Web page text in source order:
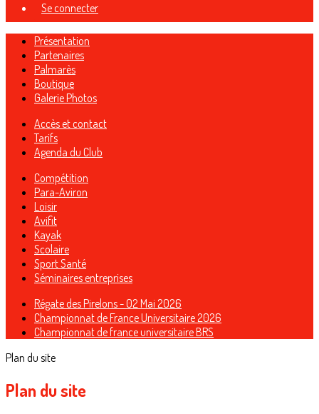
Se connecter
Présentation
Partenaires
Palmarès
Boutique
Galerie Photos
Accès et contact
Tarifs
Agenda du Club
Compétition
Para-Aviron
Loisir
Avifit
Kayak
Scolaire
Sport Santé
Séminaires entreprises
Régate des Pirelons - 02 Mai 2026
Championnat de France Universitaire 2026
Championnat de france universitaire BRS
Plan du site
Plan du site